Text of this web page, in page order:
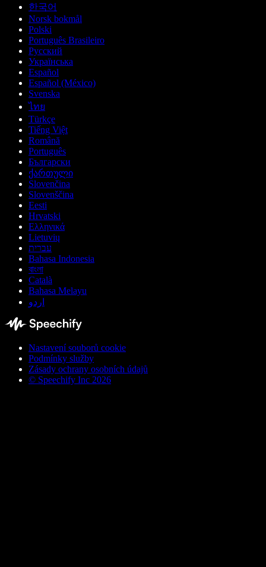
한국어
Norsk bokmål
Polski
Português Brasileiro
Русский
Українська
Español
Español (México)
Svenska
ไทย
Türkçe
Tiếng Việt
Română
Português
Български
ქართული
Slovenčina
Slovenščina
Eesti
Hrvatski
Ελληνικά
Lietuvių
עברית
Bahasa Indonesia
বাংলা
Català
Bahasa Melayu
اردو
Nastavení souborů cookie
Podmínky služby
Zásady ochrany osobních údajů
© Speechify Inc 2026